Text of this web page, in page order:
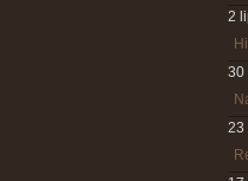
2
30
23